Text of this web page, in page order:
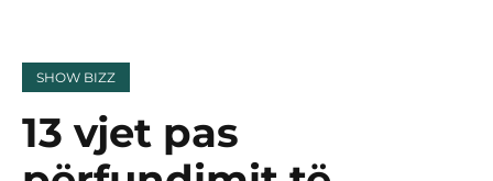
SHOW BIZZ
13 vjet pas